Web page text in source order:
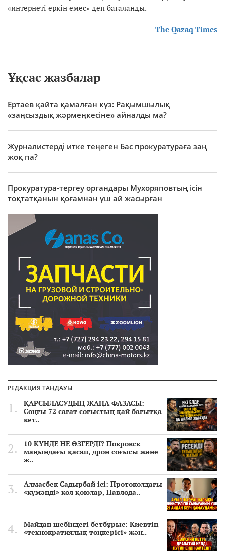
«интернеті еркін емес» деп бағаланды.
The Qazaq Times
Ұқсас жазбалар
Ертаев қайта қамалған күз: Рақымшылық
«заңсыздық жәрмеңкесіне» айналды ма?
Журналистерді итке теңеген Бас прокуратураға заң
жоқ па?
Прокуратура-тергеу органдары Мухоряповтың ісін
тоқтатқанын қоғамнан үш ай жасырған
РЕДАКЦИЯ ТАҢДАУЫ
ҚАРСЫЛАСУДЫҢ ЖАҢА ФАЗАСЫ:
Соңғы 72 сағат соғыстың қай бағытқа
кет..
10 КҮНДЕ НЕ ӨЗГЕРДІ? Покровск
маңындағы қасап, дрон соғысы және
ж..
Алмасбек Садырбай ісі: Протоколдағы
«күмәнді» кол қоюлар, Павлода..
Майдан шебіндегі бетбұрыс: Киевтің
«технократиялық төңкерісі» жән..